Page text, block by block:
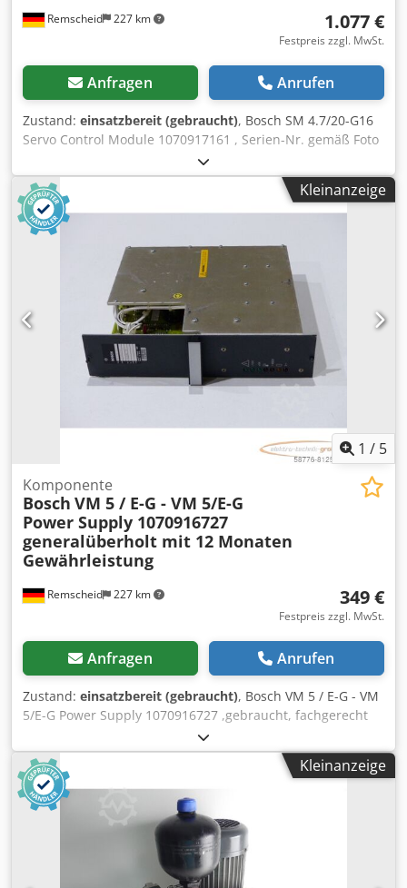
Remscheid 227 km 1.077 €
Festpreis zzgl. MwSt.
Anfragen Anrufen
Zustand: einsatzbereit (gebraucht), Bosch SM 4.7/20-G16
Servo Control Module 1070917161 , Serien-Nr. gemäß Foto
,gebraucht, geringe Gebrauchsspuren, 100%
funktionsfähig, Lieferumfang gem. Fotos Djdpji D Ufhofx Ag
Rjkr
Kleinanzeige
1 / 5
Remscheid 227 km
Komponente
Bosch VM 5 / E-G - VM 5/E-G
Power Supply 1070916727
generalüberholt mit 12 Monaten
Gewährleistung
349 €
Festpreis zzgl. MwSt.
Anfragen Anrufen
Zustand: einsatzbereit (gebraucht), Bosch VM 5 / E-G - VM
5/E-G Power Supply 1070916727 ,gebraucht, fachgerecht
komplett überholt und getestet mit 12 Monaten
Gewährleistung, 100% funktionsfähig, Lieferumfang gem.
Fotos Dkedpei D Ug Hefx Ag Rjr
Kleinanzeige